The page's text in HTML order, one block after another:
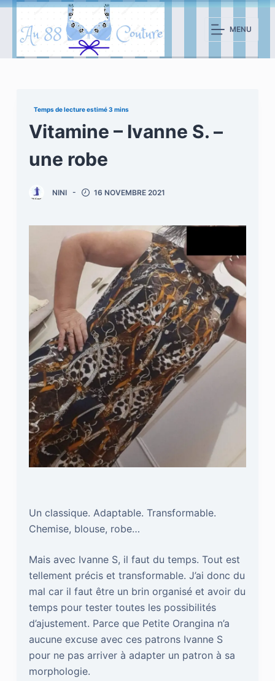
s
MENU
Vitamine – Ivanne S. –
une robe
NINI 16 NOVEMBRE 2021
Un classique. Adaptable. Transformable.
Chemise, blouse, robe…
Mais avec Ivanne S, il faut du temps. Tout est
tellement précis et transformable. J’ai donc du
mal car il faut être un brin organisé et avoir du
temps pour tester toutes les possibilités
d’ajustement. Parce que Petite Orangina n’a
aucune excuse avec ces patrons Ivanne S
pour ne pas arriver à adapter un patron à sa
morphologie.